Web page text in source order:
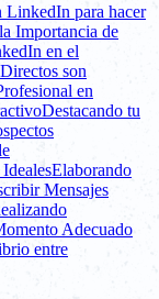
LinkedIn para hacer
Importancia de
en el
son
en
Destacando tu
Elaborando
Mensajes
Adecuado
entre